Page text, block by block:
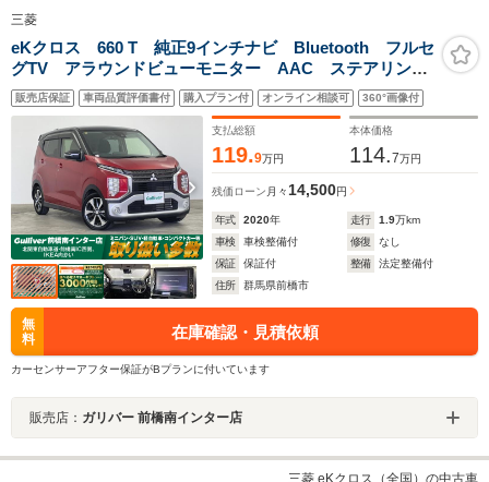
三菱
eKクロス 660 T 純正9インチナビ Bluetooth フルセ
グTV アラウンドビューモニター AAC ステアリング
リモコン ハンズフリースライドドア開閉 オートライ
ト 14インチアルミホイール ドラレコ 禁煙車
販売店保証 車両品質評価書付 購入プラン付 オンライン相談可 360°画像付
支払総額
119.9万円
本体価格
114.7万円
残価ローン 月々14,500円
年式 2020年 走行 1.9万km
車検
車検整備付 修復
なし
保証
保証付 整備
法定整備付
住所
群馬県前橋市
無
料
在庫確認・見積依頼
カーセンサーアフター保証がBプランに付いています
販売店： ガリバー 前橋南インター店